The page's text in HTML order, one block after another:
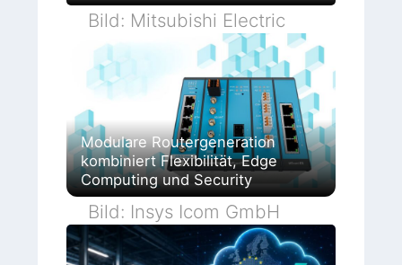
Bild: Mitsubishi Electric
Modulare Routergeneration
kombiniert Flexibilität, Edge
Computing und Security
Bild: Insys Icom GmbH